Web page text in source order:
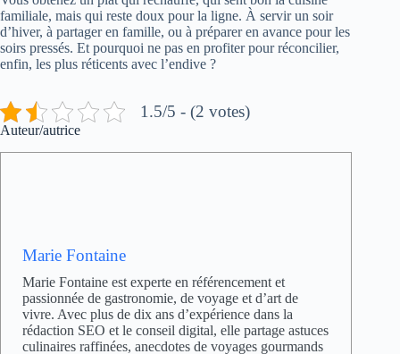
familiale, mais qui reste doux pour la ligne. À servir un soir
d’hiver, à partager en famille, ou à préparer en avance pour les
soirs pressés. Et pourquoi ne pas en profiter pour réconcilier,
enfin, les plus réticents avec l’endive ?
1.5/5 - (2 votes)
Auteur/autrice
Marie Fontaine
Marie Fontaine est experte en référencement et
passionnée de gastronomie, de voyage et d’art de
vivre. Avec plus de dix ans d’expérience dans la
rédaction SEO et le conseil digital, elle partage astuces
culinaires raffinées, anecdotes de voyages gourmands